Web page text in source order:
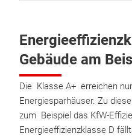
Gebäude am
Die Klasse A+ erreichen
Energiesparhäuser. Zu
zum Beispiel das KfW-
Energieeffizienzklasse D